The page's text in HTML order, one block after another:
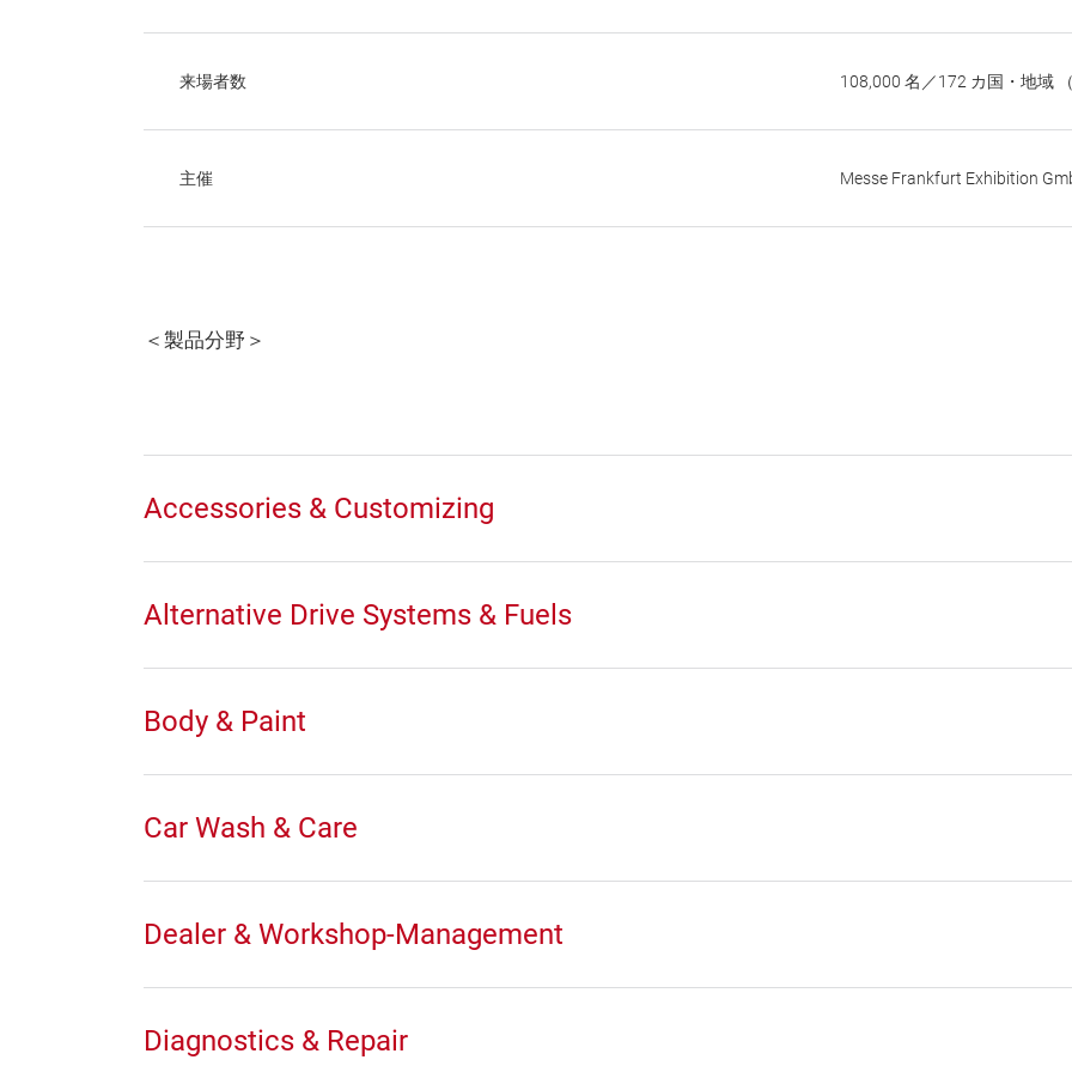
来場者数 108,000 名／172 カ国・地域
主催 Messe Frankfurt Exhibition
＜製品分野＞
Accessories & Customizing
Alternative Drive Systems & Fuels
Body & Paint
Car Wash & Care
Dealer & Workshop-Management
Diagnostics & Repair